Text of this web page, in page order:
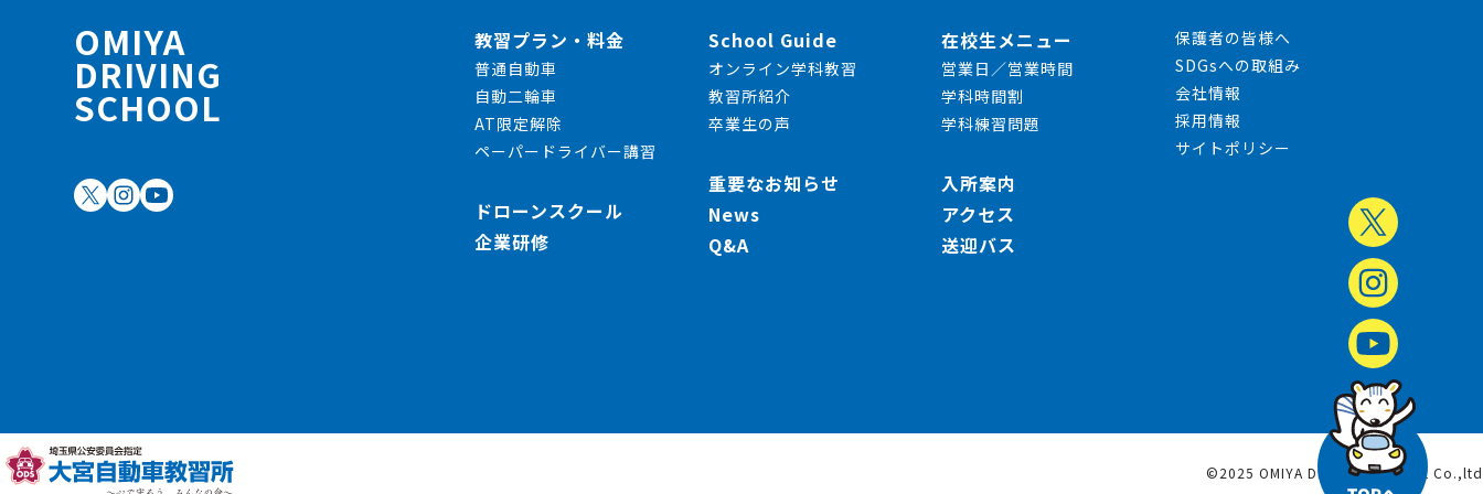
OMIYA
DRIVING
SCHOOL
教習プラン・料金
普通自動車
自動二輪車
AT限定解除
ペーパードライバー講習
ドローンスクール
企業研修
School Guide
オンライン学科教習
教習所紹介
卒業生の声
重要なお知らせ
News
Q&A
在校生メニュー
営業日／営業時間
学科時間割
学科練習問題
入所案内
アクセス
送迎バス
保護者の皆様へ
SDGsへの取組み
会社情報
採用情報
サイトポリシー
©2025 OMIYA DRIVING SCHOOL Co.,ltd